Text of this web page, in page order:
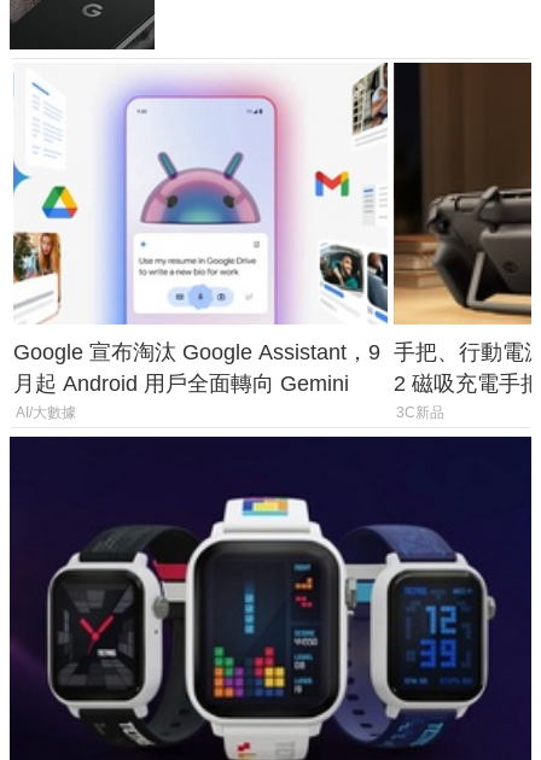
Google 宣布淘汰 Google Assistant，9
月起 Android 用戶全面轉向 Gemini
AI/大數據
手把、行動電
2 磁吸充電手
倍
3C新品